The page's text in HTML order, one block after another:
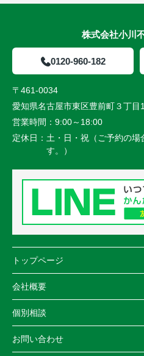
株式会社小川
0120-960-182
〒461-0034
愛知県名古屋市東区豊前町３丁目
営業時間： 9:00～18:00
定休日： 土・日・祝（ご予約の場
す。）
トップページ
会社概要
個別相談
お問い合わせ